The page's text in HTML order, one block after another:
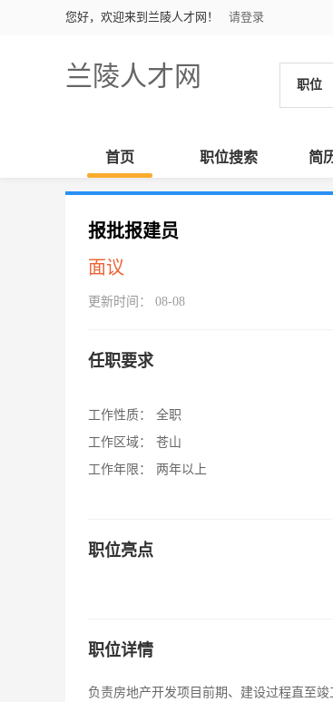
您好，欢迎来到兰陵人才网！ 请登录
兰陵人才网 职位
首页 职位搜索 简
报批报建员
面议
更新时间： 08-08
任职要求
工作性质：
全职
工作区域：
苍山
工作年限：
两年以上
职位亮点
职位详情
负责房地产开发项目前期、建设过程直至